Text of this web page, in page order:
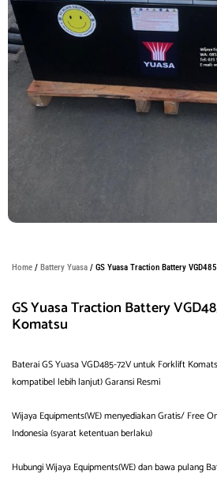
Home / Battery Yuasa / GS Yuasa Traction Battery
GS Yuasa Traction Battery
Komatsu
Baterai GS Yuasa VGD485-72V untuk Forklift
kompatibel lebih lanjut) Garansi Resmi
Wijaya Equipments(WE) menyediakan Gratis/ Free
Indonesia (syarat ketentuan berlaku)
Hubungi Wijaya Equipments(WE) dan bawa pulang